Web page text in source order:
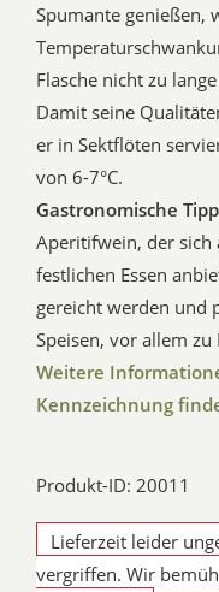
Spumante genießen,
Flasche nicht zu
Damit seine
er in Sektflöten
von 6-7°C.
Gastronomische
Aperitifwein, der sich
festlichen Essen
gereicht werden und
Speisen, vor allem zu
Weitere
Kennzeichnung
Produkt-ID: 20011
Lieferzeit leider
vergriffen. Wir